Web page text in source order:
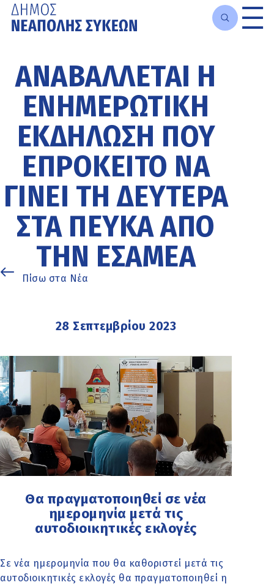
κυρίως
περιεχόμενο
ΑΝΑΒΆΛΛΕΤΑΙ Η
ΕΝΗΜΕΡΩΤΙΚΉ
ΕΚΔΉΛΩΣΗ ΠΟΥ
ΕΠΡΌΚΕΙΤΟ ΝΑ
ΓΊΝΕΙ ΤΗ ΔΕΥΤΈΡΑ
ΣΤΑ ΠΕΎΚΑ ΑΠΌ
ΤΗΝ ΕΣΑΜΕΑ
Πίσω στα Νέα
28 Σεπτεμβρίου 2023
Θα πραγματοποιηθεί σε νέα
ημερομηνία μετά τις
αυτοδιοικητικές εκλογές
Σε νέα ημερομηνία που θα καθοριστεί μετά τις
αυτοδιοικητικές εκλογές θα πραγματοποιηθεί η